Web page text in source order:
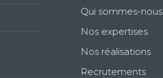
Qui sommes-nous
Nos expertises
Nos réalisations
Recrutements